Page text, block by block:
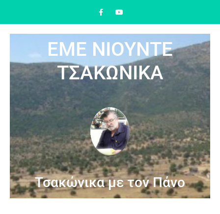
ΕΜΕ ΝΙΟΥΝΤΕ
ΤΣΑΚΩΝΙΚΑ
Τσακώνικα με τον Πάνο